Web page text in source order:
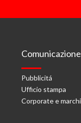
Comunicazione
Pubblicitá
Ufficio stampa
Corporate e